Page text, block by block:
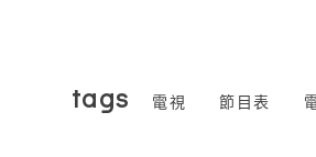
tags 電視 節目表